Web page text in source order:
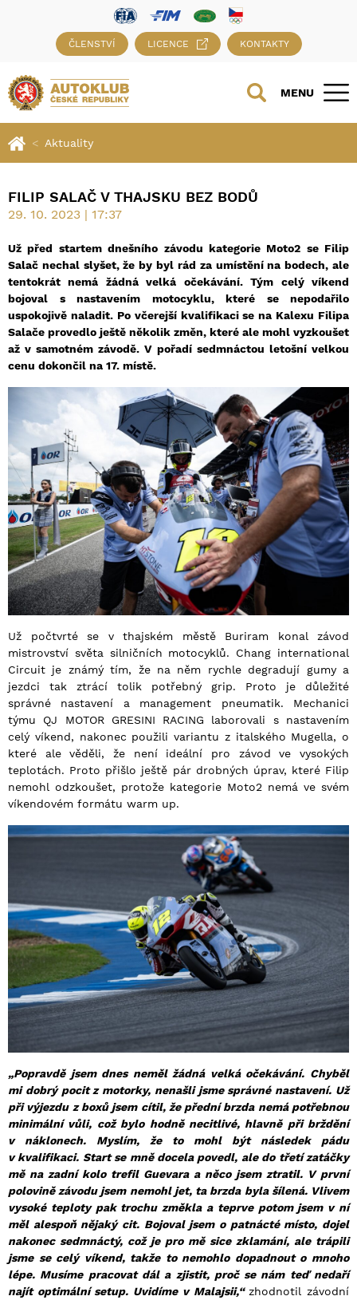
ČLENSTVÍ LICENCE KONTAKTY
MENU
Aktuality
FILIP SALAČ V THAJSKU BEZ BODŮ
29. 10. 2023 | 17:37
Už před startem dnešního závodu kategorie Moto2 se Filip
Salač nechal slyšet, že by byl rád za umístění na bodech, ale
tentokrát nemá žádná velká očekávání. Tým celý víkend
bojoval s nastavením motocyklu, které se nepodařilo
uspokojivě naladit. Po včerejší kvalifikaci se na Kalexu Filipa
Salače provedlo ještě několik změn, které ale mohl vyzkoušet
až v samotném závodě. V pořadí sedmnáctou letošní velkou
cenu dokončil na 17. místě.
Už počtvrté se v thajském městě Buriram konal závod
mistrovství světa silničních motocyklů. Chang international
Circuit je známý tím, že na něm rychle degradují gumy a
jezdci tak ztrácí tolik potřebný grip. Proto je důležité
správné nastavení a management pneumatik. Mechanici
týmu QJ MOTOR GRESINI RACING laborovali s nastavením
celý víkend, nakonec použili variantu z italského Mugella, o
které ale věděli, že není ideální pro závod ve vysokých
teplotách. Proto přišlo ještě pár drobných úprav, které Filip
nemohl odzkoušet, protože kategorie Moto2 nemá ve svém
víkendovém formátu warm up.
„Popravdě jsem dnes neměl žádná velká očekávání. Chyběl
mi dobrý pocit z motorky, nenašli jsme správné nastavení. Už
při výjezdu z boxů jsem cítil, že přední brzda nemá potřebnou
minimální vůli, což bylo hodně necitlivé, hlavně při brždění
v náklonech. Myslím, že to mohl být následek pádu
v kvalifikaci. Start se mně docela povedl, ale do třetí zatáčky
mě na zadní kolo trefil Guevara a něco jsem ztratil. V první
polovině závodu jsem nemohl jet, ta brzda byla šílená. Vlivem
vysoké teploty pak trochu změkla a teprve potom jsem v ní
měl alespoň nějaký cit. Bojoval jsem o patnácté místo, dojel
nakonec sedmnáctý, což je pro mě sice zklamání, ale trápili
jsme se celý víkend, takže to nemohlo dopadnout o mnoho
lépe. Musíme pracovat dál a zjistit, proč se nám teď nedaří
najít optimální setup. Uvidíme v Malajsii,“zhodnotil závodní